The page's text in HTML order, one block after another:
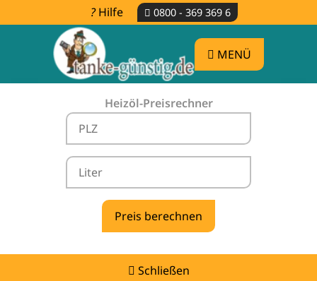
Hilfe 0800 - 369 369 6
MENÜ
Heizöl-Preisrechner
Schließen
Heizölpreise Lindberg -
vergleichen & günstig tanken